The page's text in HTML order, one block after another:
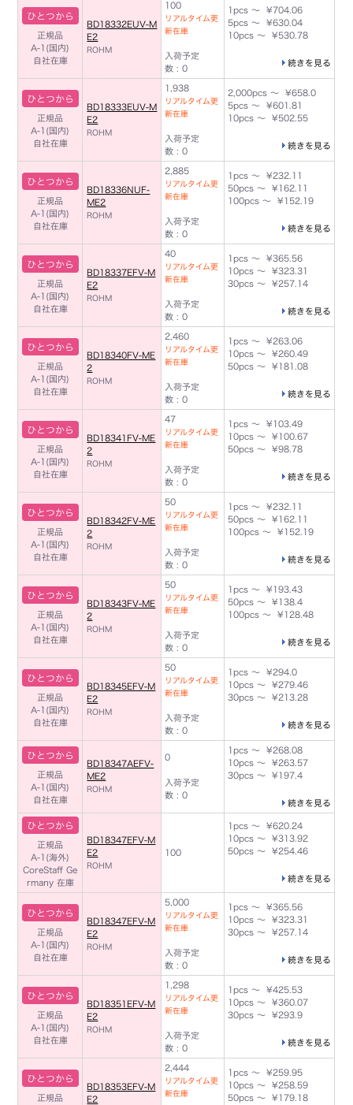
ひとつから
正規品
A-1(国内)
自社在庫
BD18332EUV-M
E2
ROHM
100
リアルタイム更
新在庫
入荷予定
数 : 0
1pcs ～ ¥704.06
5pcs ～ ¥630.04
10pcs ～ ¥530.78
続きを見る
ひとつから
正規品
A-1(国内)
自社在庫
BD18333EUV-M
E2
ROHM
1,938
リアルタイム更
新在庫
入荷予定
数 : 0
2,000pcs ～ ¥658.0
5pcs ～ ¥601.81
10pcs ～ ¥502.55
続きを見る
ひとつから
正規品
A-1(国内)
自社在庫
BD18336NUF-
ME2
ROHM
2,885
リアルタイム更
新在庫
入荷予定
数 : 0
1pcs ～ ¥232.11
50pcs ～ ¥162.11
100pcs ～ ¥152.19
続きを見る
ひとつから
正規品
A-1(国内)
自社在庫
BD18337EFV-M
E2
ROHM
40
リアルタイム更
新在庫
入荷予定
数 : 0
1pcs ～ ¥365.56
10pcs ～ ¥323.31
30pcs ～ ¥257.14
続きを見る
ひとつから
正規品
A-1(国内)
自社在庫
BD18340FV-ME
2
ROHM
2,460
リアルタイム更
新在庫
入荷予定
数 : 0
1pcs ～ ¥263.06
10pcs ～ ¥260.49
50pcs ～ ¥181.08
続きを見る
ひとつから
正規品
A-1(国内)
自社在庫
BD18341FV-ME
2
ROHM
47
リアルタイム更
新在庫
入荷予定
数 : 0
1pcs ～ ¥103.49
10pcs ～ ¥100.67
50pcs ～ ¥98.78
続きを見る
ひとつから
正規品
A-1(国内)
自社在庫
BD18342FV-ME
2
ROHM
50
リアルタイム更
新在庫
入荷予定
数 : 0
1pcs ～ ¥232.11
50pcs ～ ¥162.11
100pcs ～ ¥152.19
続きを見る
ひとつから
正規品
A-1(国内)
自社在庫
BD18343FV-ME
2
ROHM
50
リアルタイム更
新在庫
入荷予定
数 : 0
1pcs ～ ¥193.43
50pcs ～ ¥138.4
100pcs ～ ¥128.48
続きを見る
ひとつから
正規品
A-1(国内)
自社在庫
BD18345EFV-M
E2
ROHM
50
リアルタイム更
新在庫
入荷予定
数 : 0
1pcs ～ ¥294.0
10pcs ～ ¥279.46
30pcs ～ ¥213.28
続きを見る
ひとつから
正規品
A-1(国内)
自社在庫
BD18347AEFV-
ME2
ROHM
0
入荷予定
数 : 0
1pcs ～ ¥268.08
10pcs ～ ¥263.57
30pcs ～ ¥197.4
続きを見る
ひとつから
正規品
A-1(海外)
CoreStaff Ge
rmany 在庫
BD18347EFV-M
E2
ROHM
100
1pcs ～ ¥620.24
10pcs ～ ¥313.92
50pcs ～ ¥254.46
続きを見る
ひとつから
正規品
A-1(国内)
自社在庫
BD18347EFV-M
E2
ROHM
5,000
リアルタイム更
新在庫
入荷予定
数 : 0
1pcs ～ ¥365.56
10pcs ～ ¥323.31
30pcs ～ ¥257.14
続きを見る
ひとつから
正規品
A-1(国内)
自社在庫
BD18351EFV-M
E2
ROHM
1,298
リアルタイム更
新在庫
入荷予定
数 : 0
1pcs ～ ¥425.53
10pcs ～ ¥360.07
30pcs ～ ¥293.9
続きを見る
ひとつから
正規品
BD18353EFV-M
E2
2,444
リアルタイム更
新在庫
1pcs ～ ¥259.95
10pcs ～ ¥258.59
50pcs ～ ¥179.18